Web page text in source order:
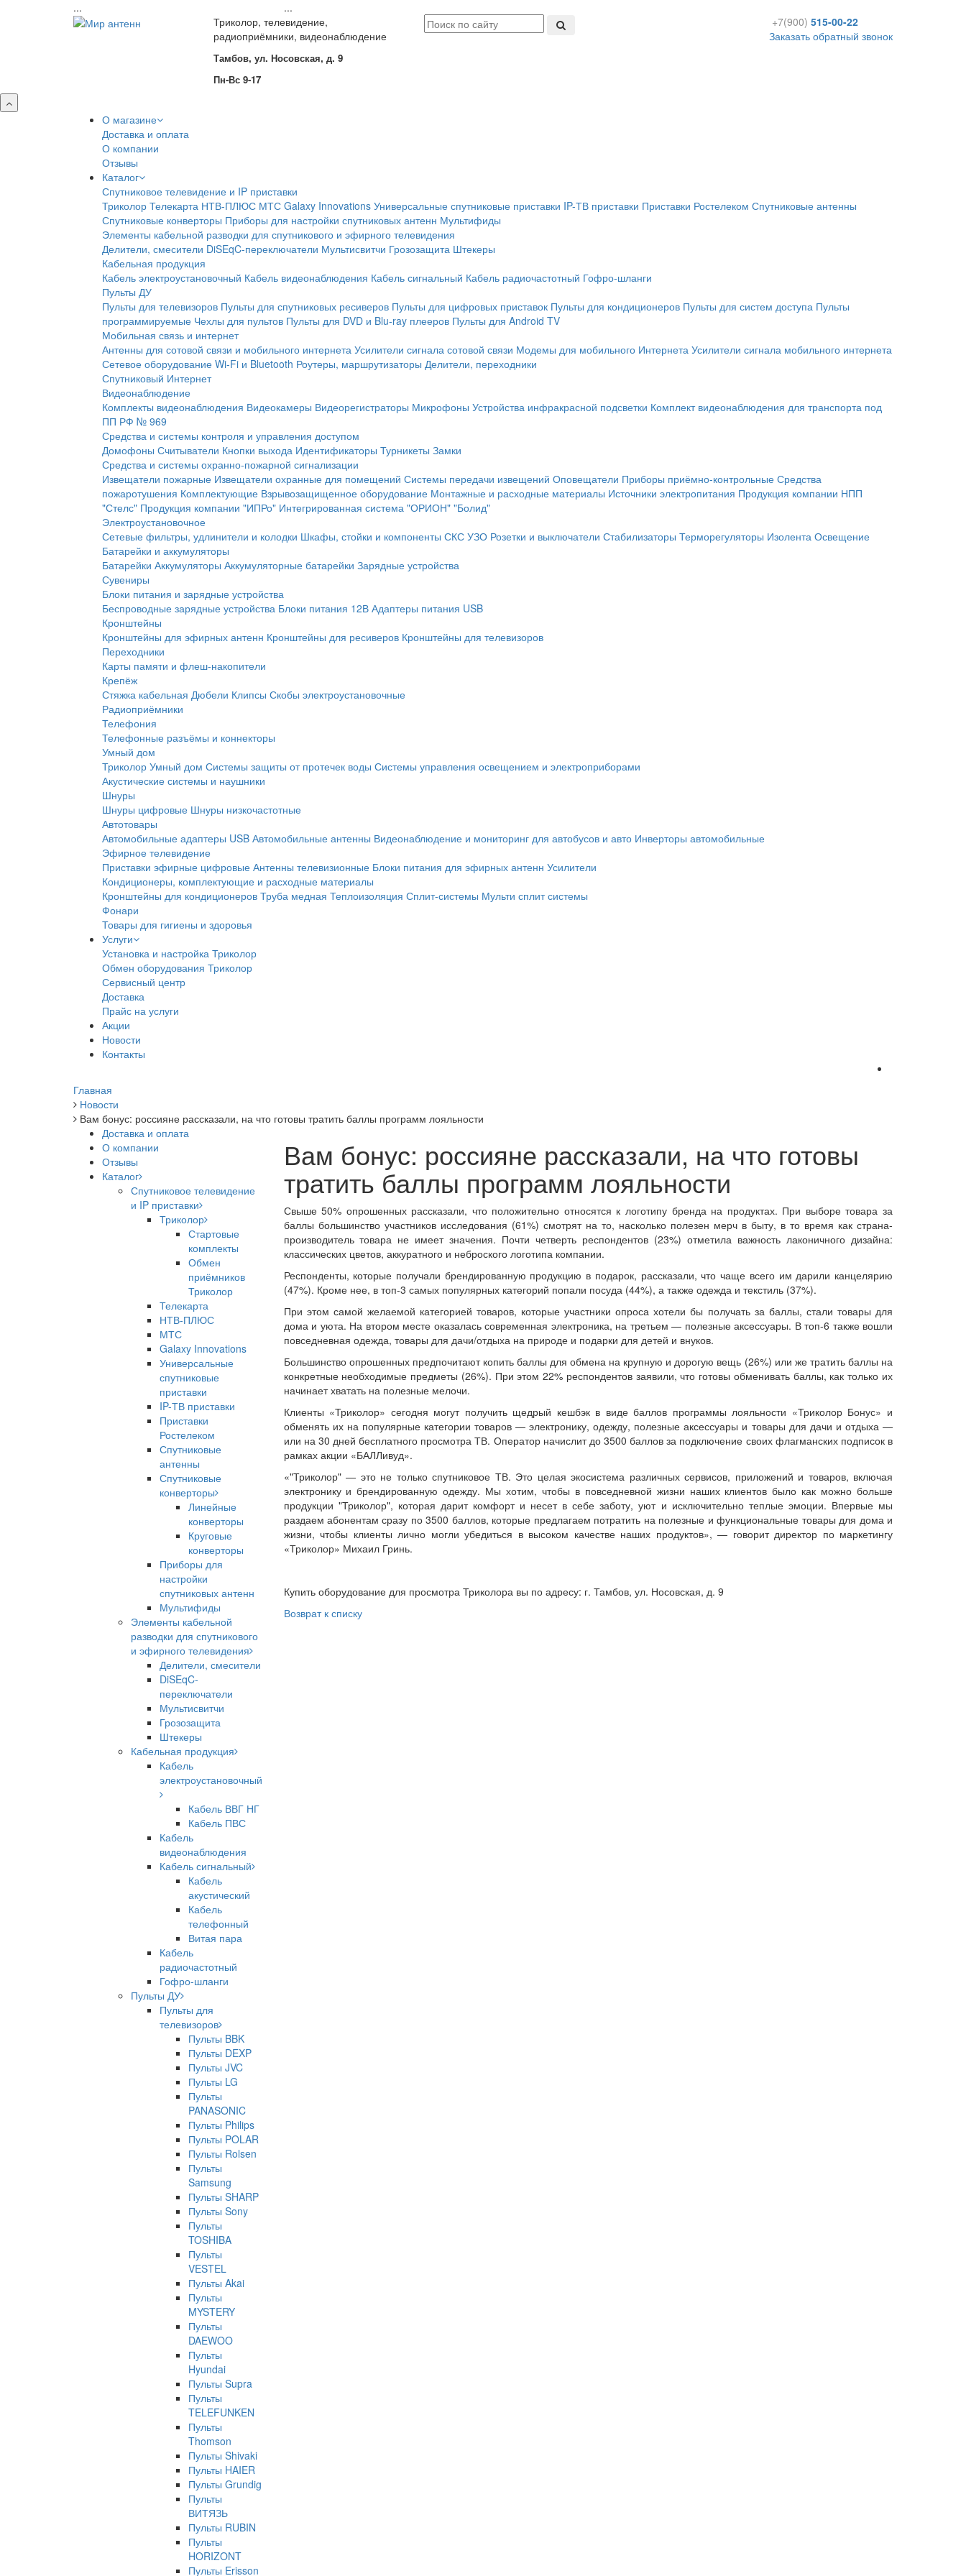
...
...
Триколор, телевидение,
радиоприёмники, видеонаблюдение
Тамбов, ул. Носовская, д. 9
Пн-Вс 9-17
+7(900) 515-00-22
Заказать обратный звонок
О магазине
Доставка и оплата
О компании
Отзывы
Каталог
Спутниковое телевидение и IP приставки
Триколор Телекарта НТВ-ПЛЮС МТС Galaxy Innovations Универсальные спутниковые приставки IP-ТВ приставки Приставки Ростелеком Спутниковые антенны
Спутниковые конверторы Приборы для настройки спутниковых антенн Мультифиды
Элементы кабельной разводки для спутникового и эфирного телевидения
Делители, смесители DiSEqC-переключатели Мультисвитчи Грозозащита Штекеры
Кабельная продукция
Кабель электроустановочный Кабель видеонаблюдения Кабель сигнальный Кабель радиочастотный Гофро-шланги
Пульты ДУ
Пульты для телевизоров Пульты для спутниковых ресиверов Пульты для цифровых приставок Пульты для кондиционеров Пульты для систем доступа Пульты
программируемые Чехлы для пультов Пульты для DVD и Blu-ray плееров Пульты для Android TV
Мобильная связь и интернет
Антенны для сотовой связи и мобильного интернета Усилители сигнала сотовой связи Модемы для мобильного Интернета Усилители сигнала мобильного интернета
Сетевое оборудование Wi-Fi и Bluetooth Роутеры, маршрутизаторы Делители, переходники
Спутниковый Интернет
Видеонаблюдение
Комплекты видеонаблюдения Видеокамеры Видеорегистраторы Микрофоны Устройства инфракрасной подсветки Комплект видеонаблюдения для транспорта под
ПП РФ № 969
Средства и системы контроля и управления доступом
Домофоны Считыватели Кнопки выхода Идентификаторы Турникеты Замки
Средства и системы охранно-пожарной сигнализации
Извещатели пожарные Извещатели охранные для помещений Системы передачи извещений Оповещатели Приборы приёмно-контрольные Средства
пожаротушения Комплектующие Взрывозащищенное оборудование Монтажные и расходные материалы Источники электропитания Продукция компании НПП
"Стелс" Продукция компании "ИПРо" Интегрированная система "ОРИОН" "Болид"
Электроустановочное
Сетевые фильтры, удлинители и колодки Шкафы, стойки и компоненты СКС УЗО Розетки и выключатели Стабилизаторы Терморегуляторы Изолента Освещение
Батарейки и аккумуляторы
Батарейки Аккумуляторы Аккумуляторные батарейки Зарядные устройства
Сувениры
Блоки питания и зарядные устройства
Беспроводные зарядные устройства Блоки питания 12В Адаптеры питания USB
Кронштейны
Кронштейны для эфирных антенн Кронштейны для ресиверов Кронштейны для телевизоров
Переходники
Карты памяти и флеш-накопители
Крепёж
Стяжка кабельная Дюбели Клипсы Скобы электроустановочные
Радиоприёмники
Телефония
Телефонные разъёмы и коннекторы
Умный дом
Триколор Умный дом Системы защиты от протечек воды Системы управления освещением и электроприборами
Акустические системы и наушники
Шнуры
Шнуры цифровые Шнуры низкочастотные
Автотовары
Автомобильные адаптеры USB Автомобильные антенны Видеонаблюдение и мониторинг для автобусов и авто Инверторы автомобильные
Эфирное телевидение
Приставки эфирные цифровые Антенны телевизионные Блоки питания для эфирных антенн Усилители
Кондиционеры, комплектующие и расходные материалы
Кронштейны для кондиционеров Труба медная Теплоизоляция Сплит-системы Мульти сплит системы
Фонари
Товары для гигиены и здоровья
Услуги
Установка и настройка Триколор
Обмен оборудования Триколор
Сервисный центр
Доставка
Прайс на услуги
Акции
Новости
Контакты
Главная
Новости
Вам бонус: россияне рассказали, на что готовы тратить баллы программ лояльности
Доставка и оплата
О компании
Отзывы
Каталог
Спутниковое телевидение
и IP приставки
Триколор
Стартовые
комплекты
Обмен
приёмников
Триколор
Телекарта
НТВ-ПЛЮС
МТС
Galaxy Innovations
Универсальные
спутниковые
приставки
IP-ТВ приставки
Приставки
Ростелеком
Спутниковые
антенны
Спутниковые
конверторы
Линейные
конверторы
Круговые
конверторы
Приборы для
настройки
спутниковых антенн
Мультифиды
Элементы кабельной
разводки для спутникового
и эфирного телевидения
Делители, смесители
DiSEqC-
переключатели
Мультисвитчи
Грозозащита
Штекеры
Кабельная продукция
Кабель
электроустановочный
Кабель ВВГ НГ
Кабель ПВС
Кабель
видеонаблюдения
Кабель сигнальный
Кабель
акустический
Кабель
телефонный
Витая пара
Кабель
радиочастотный
Гофро-шланги
Пульты ДУ
Пульты для
телевизоров
Пульты BBK
Пульты DEXP
Пульты JVC
Пульты LG
Пульты
PANASONIC
Пульты Philips
Пульты POLAR
Пульты Rolsen
Пульты
Samsung
Пульты SHARP
Пульты Sony
Пульты
TOSHIBA
Пульты
VESTEL
Пульты Akai
Пульты
MYSTERY
Пульты
DAEWOO
Пульты
Hyundai
Пульты Supra
Пульты
TELEFUNKEN
Пульты
Thomson
Пульты Shivaki
Пульты HAIER
Пульты Grundig
Пульты
ВИТЯЗЬ
Пульты RUBIN
Пульты
HORIZONT
Пульты Erisson
Вам бонус: россияне рассказали, на что готовы
тратить баллы программ лояльности
Свыше 50% опрошенных рассказали, что положительно относятся к логотипу бренда на продуктах. При выборе товара за
баллы большинство участников исследования (61%) смотрят на то, насколько полезен мерч в быту, в то время как страна-
производитель товара не имеет значения. Почти четверть респондентов (23%) отметила важность лаконичного дизайна:
классических цветов, аккуратного и неброского логотипа компании.
Респонденты, которые получали брендированную продукцию в подарок, рассказали, что чаще всего им дарили канцелярию
(47%). Кроме нее, в топ-3 самых популярных категорий попали посуда (44%), а также одежда и текстиль (37%).
При этом самой желаемой категорией товаров, которые участники опроса хотели бы получать за баллы, стали товары для
дома и уюта. На втором месте оказалась современная электроника, на третьем — полезные аксессуары. В топ-6 также вошли
повседневная одежда, товары для дачи/отдыха на природе и подарки для детей и внуков.
Большинство опрошенных предпочитают копить баллы для обмена на крупную и дорогую вещь (26%) или же тратить баллы на
конкретные необходимые предметы (26%). При этом 22% респондентов заявили, что готовы обменивать баллы, как только их
начинает хватать на полезные мелочи.
Клиенты «Триколор» сегодня могут получить щедрый кешбэк в виде баллов программы лояльности «Триколор Бонус» и
обменять их на популярные категории товаров — электронику, одежду, полезные аксессуары и товары для дачи и отдыха —
или на 30 дней бесплатного просмотра ТВ. Оператор начислит до 3500 баллов за подключение своих флагманских подписок в
рамках акции «БАЛЛивуд».
«"Триколор" — это не только спутниковое ТВ. Это целая экосистема различных сервисов, приложений и товаров, включая
электронику и брендированную одежду. Мы хотим, чтобы в повседневной жизни наших клиентов было как можно больше
продукции "Триколор", которая дарит комфорт и несет в себе заботу, уют и исключительно теплые эмоции. Впервые мы
раздаем абонентам сразу по 3500 баллов, которые предлагаем потратить на полезные и функциональные товары для дома и
жизни, чтобы клиенты лично могли убедиться в высоком качестве наших продуктов», — говорит директор по маркетингу
«Триколор» Михаил Гринь.
Купить оборудование для просмотра Триколора вы по адресу: г. Тамбов, ул. Носовская, д. 9
Возврат к списку